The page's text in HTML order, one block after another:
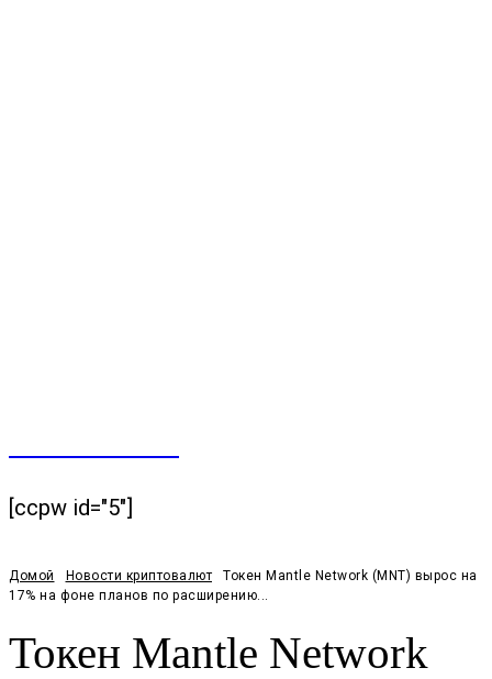
[ccpw id="5"]
Домой Новости криптовалют
Токен Mantle Network (MNT) вырос на
17% на фоне планов по расширению...
Токен Mantle Network